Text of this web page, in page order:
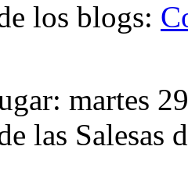
los blogs:
martes
las